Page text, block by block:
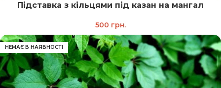
Підставка з кільцями під казан на мангал
500 грн.
НЕМАЄ В НАЯВНОСТІ